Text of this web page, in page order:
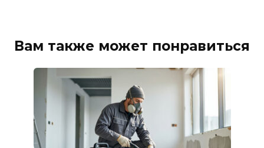
Вам также может понравиться